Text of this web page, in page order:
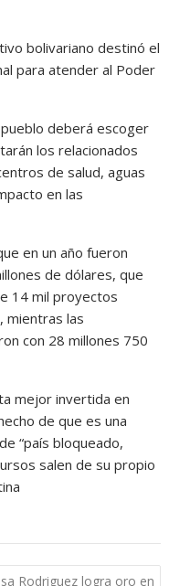
bolivariano destinó el
para atender al Poder
deberá escoger
los relacionados
de salud, aguas
en las
en un año fueron
de dólares, que
14 mil proyectos
mientras las
con 28 millones 750
mejor invertida en
de que es una
“país bloqueado,
salen de su propio
Rodriguez logra oro en